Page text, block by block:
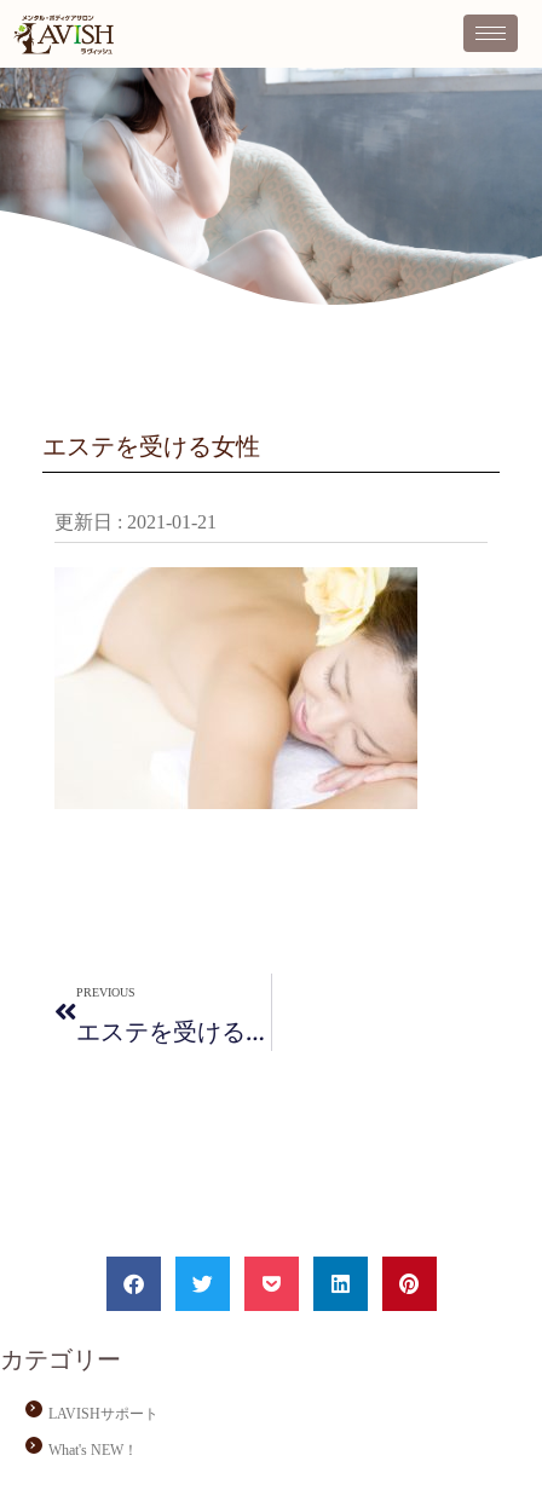
エステを受ける女性
更新日 : 2021-01-21
PREVIOUS
エステを受ける女性
カテゴリー
LAVISHサポート
What's NEW！